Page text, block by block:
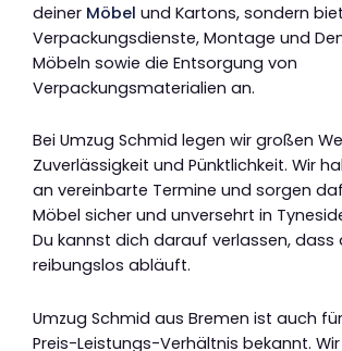
deiner Möbel und Kartons, sondern
Verpackungsdienste, Montage und
Möbeln sowie die Entsorgung von
Verpackungsmaterialien an.
Bei Umzug Schmid legen wir großen
Zuverlässigkeit und Pünktlichkeit. Wir
an vereinbarte Termine und sorgen
Möbel sicher und unversehrt in
Du kannst dich darauf verlassen, dass
reibungslos abläuft.
Umzug Schmid aus Bremen ist auch
Preis-Leistungs-Verhältnis bekannt.